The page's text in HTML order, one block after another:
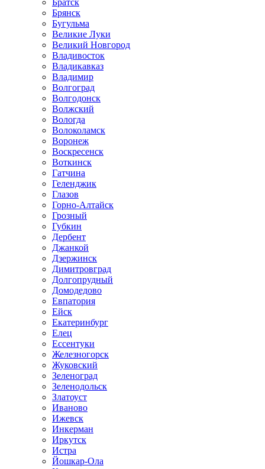
Братск
Брянск
Бугульма
Великие Луки
Великий Новгород
Владивосток
Владикавказ
Владимир
Волгоград
Волгодонск
Волжский
Вологда
Волоколамск
Воронеж
Воскресенск
Воткинск
Гатчина
Геленджик
Глазов
Горно-Алтайск
Грозный
Губкин
Дербент
Джанкой
Дзержинск
Димитровград
Долгопрудный
Домодедово
Евпатория
Ейск
Екатеринбург
Елец
Ессентуки
Железногорск
Жуковский
Зеленоград
Зеленодольск
Златоуст
Иваново
Ижевск
Инкерман
Иркутск
Истра
Йошкар-Ола